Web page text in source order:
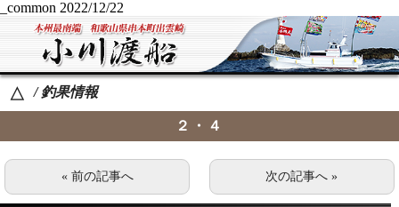
_common 2022/12/22
△ / 釣果情報
２・４
« 前の記事へ 次の記事へ »